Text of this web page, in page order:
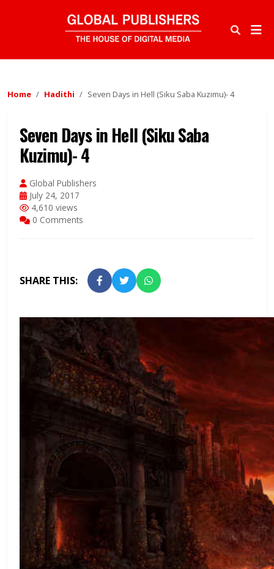
Home Hadithi Seven Days in Hell (Siku Saba Kuzimu)- 4
Seven Days in Hell (Siku Saba
Kuzimu)- 4
Global Publishers
July 24, 2017
4,610 views
0 Comments
SHARE THIS: